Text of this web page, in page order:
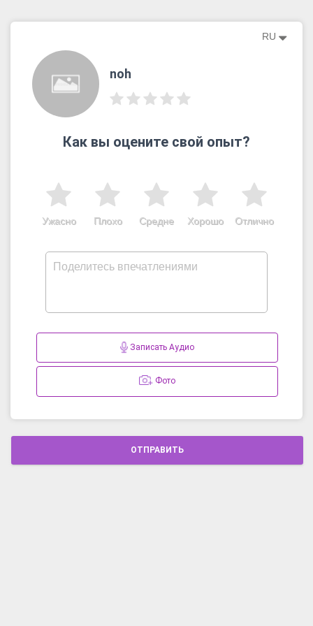
RU
noh
Как вы оцените свой опыт?
Отлично
Хорошо
Средне
Плохо
Ужасно
Записать Аудио
Фото
ОТПРАВИТЬ